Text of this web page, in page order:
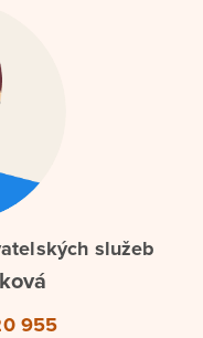
služeb
955